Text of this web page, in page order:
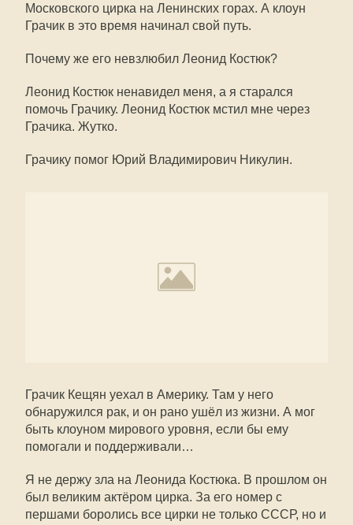
Московского цирка на Ленинских горах. А клоун
Грачик в это время начинал свой путь.
Почему же его невзлюбил Леонид Костюк?
Леонид Костюк ненавидел меня, а я старался
помочь Грачику. Леонид Костюк мстил мне через
Грачика. Жутко.
Грачику помог Юрий Владимирович Никулин.
Грачик Кещян уехал в Америку. Там у него
обнаружился рак, и он рано ушёл из жизни. А мог
быть клоуном мирового уровня, если бы ему
помогали и поддерживали…
Я не держу зла на Леонида Костюка. В прошлом он
был великим актёром цирка. За его номер с
першами боролись все цирки не только СССР, но и